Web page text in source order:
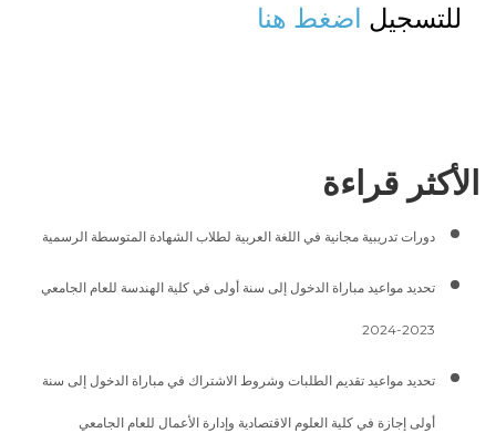
للتسجيل اضغط هنا
الأكثر قراءة
دورات تدريبية مجانية في اللغة العربية لطلاب الشهادة المتوسطة الرسمية
تحديد مواعيد مباراة الدخول إلى سنة أولى في كلية الهندسة للعام الجامعي
2023-2024
تحديد مواعيد تقديم الطلبات وشروط الاشتراك في مباراة الدخول إلى سنة
أولى إجازة في كلية العلوم الاقتصادية وإدارة الأعمال للعام الجامعي